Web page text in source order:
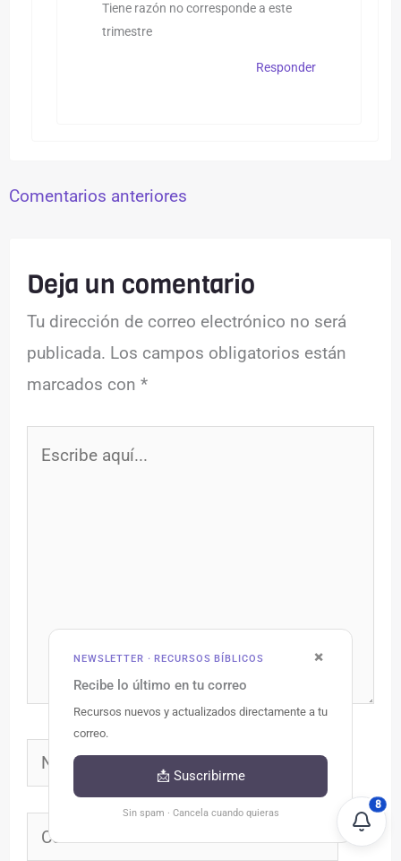
×
NEWSLETTER · RECURSOS BÍBLICOS
Recibe lo último en tu correo
Recursos nuevos y actualizados directamente a tu
correo.
📩 Suscribirme
Sin spam · Cancela cuando quieras
Tiene razón no corresponde a este
trimestre
Responder
Comentarios anteriores
Deja un comentario
Tu dirección de correo electrónico no será
publicada. Los campos obligatorios están
marcados con*
Nombre*
Correo
8